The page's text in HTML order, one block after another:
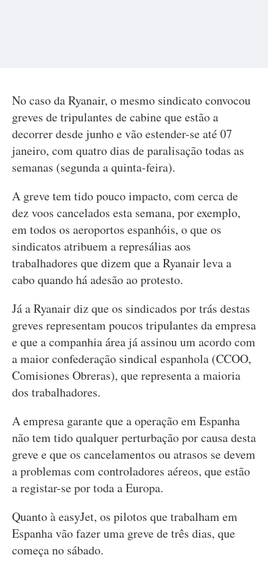
No caso da Ryanair, o mesmo sindicato convocou
greves de tripulantes de cabine que estão a
decorrer desde junho e vão estender-se até 07
janeiro, com quatro dias de paralisação todas as
semanas (segunda a quinta-feira).
A greve tem tido pouco impacto, com cerca de
dez voos cancelados esta semana, por exemplo,
em todos os aeroportos espanhóis, o que os
sindicatos atribuem a represálias aos
trabalhadores que dizem que a Ryanair leva a
cabo quando há adesão ao protesto.
Já a Ryanair diz que os sindicados por trás destas
greves representam poucos tripulantes da empresa
e que a companhia área já assinou um acordo com
a maior confederação sindical espanhola (CCOO,
Comisiones Obreras), que representa a maioria
dos trabalhadores.
A empresa garante que a operação em Espanha
não tem tido qualquer perturbação por causa desta
greve e que os cancelamentos ou atrasos se devem
a problemas com controladores aéreos, que estão
a registar-se por toda a Europa.
Quanto à easyJet, os pilotos que trabalham em
Espanha vão fazer uma greve de três dias, que
começa no sábado.